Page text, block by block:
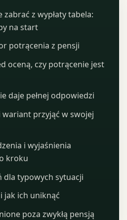
z wypłaty tabela:
na start
potrącenia z pensji
oceną, czy potrącenie jest
daje pełnej odpowiedzi
wariant przyjąć w swojej
i wyjaśnienia
kroku
dla typowych sytuacji
jak ich uniknąć
poza zwykłą pensją